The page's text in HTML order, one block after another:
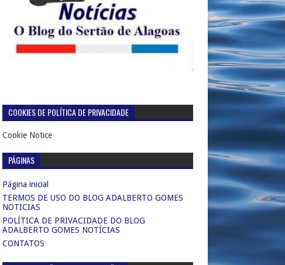
COOKIES DE POLÍTICA DE PRIVACIDADE
Cookie Notice
PÁGINAS
Página inicial
TERMOS DE USO DO BLOG ADALBERTO GOMES
NOTICIAS
POLÍTICA DE PRIVACIDADE DO BLOG
ADALBERTO GOMES NOTÍCIAS
CONTATOS